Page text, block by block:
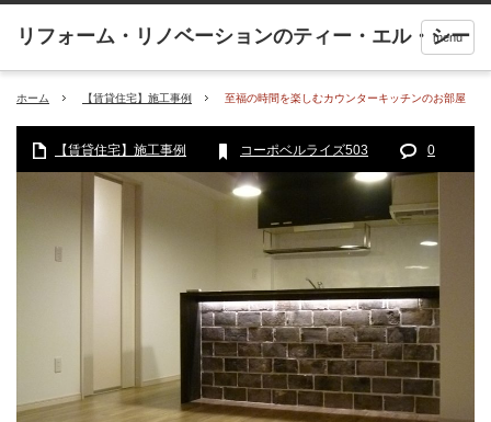
menu
ホーム 【賃貸住宅】施工事例 至福の時間を楽しむカウンターキッチンのお部屋
【賃貸住宅】施工事例 コーポベルライズ503 0